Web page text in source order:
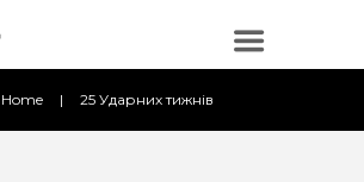
Home 25 Ударних тижнів